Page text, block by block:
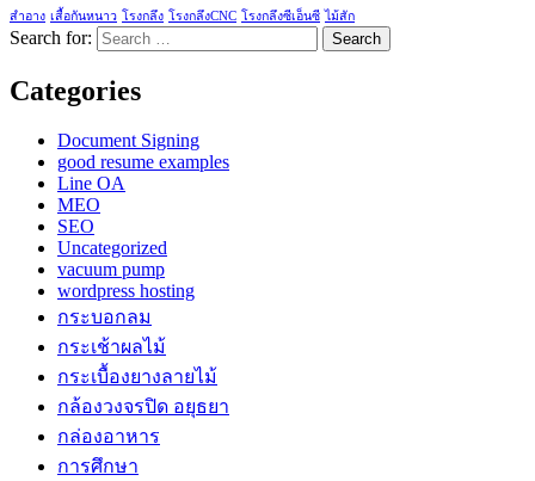
สำอาง เสื้อกันหนาว โรงกลึง โรงกลึงCNC โรงกลึงซีเอ็นซี ไม้สัก
Search for:
Categories
Document Signing
good resume examples
Line OA
MEO
SEO
Uncategorized
vacuum pump
wordpress hosting
กระบอกลม
กระเช้าผลไม้
กระเบื้องยางลายไม้
กล้องวงจรปิด อยุธยา
กล่องอาหาร
การศึกษา